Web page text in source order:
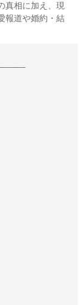
真相に加え、現
報道や婚約・結